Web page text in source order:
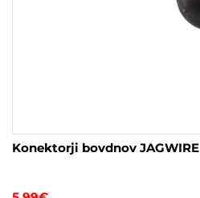
Konektorji bovdnov JAGWIRE